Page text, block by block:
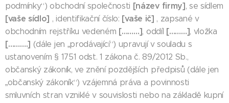
podmínky“) obchodní společnosti [název firmy], se sídlem
[vaše sídlo] , identifikační číslo: [vaše ič] , zapsané v
obchodním rejstříku vedeném [………], oddíl [………], vložka
[……….] (dále jen „prodávající“) upravují v souladu s
ustanovením § 1751 odst. 1 zákona č. 89/2012 Sb.,
občanský zákoník, ve znění pozdějších předpisů (dále jen
„občanský zákoník“) vzájemná práva a povinnosti
smluvních stran vzniklé v souvislosti nebo na základě kupní